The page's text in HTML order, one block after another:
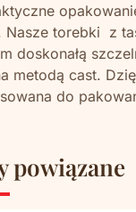
Nasze torebki z
doskonałą
metodą cast.
do
powiązane